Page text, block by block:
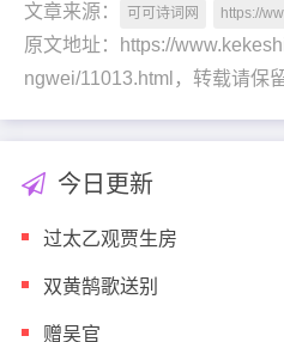
文章来源：
可可诗词网 https://
原文地址：https://
ngwei/11013.html，转载请保留
今日更新
过太乙观贾生房
双黄鹄歌送别
赠吴官